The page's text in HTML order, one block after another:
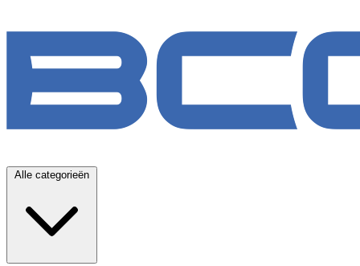
Alle categorieën